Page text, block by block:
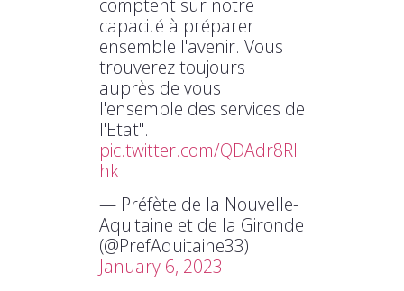
capacité à préparer
ensemble l'avenir. Vous
trouverez toujours
auprès de vous
l'ensemble des services de
l'Etat".
pic.twitter.com/QDAdr8RI
hk
— Préfète de la Nouvelle-
Aquitaine et de la Gironde
(@PrefAquitaine33)
January 6, 2023